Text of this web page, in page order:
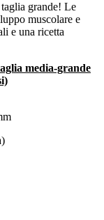
grande! Le
muscolare e
e una ricetta
media-grande